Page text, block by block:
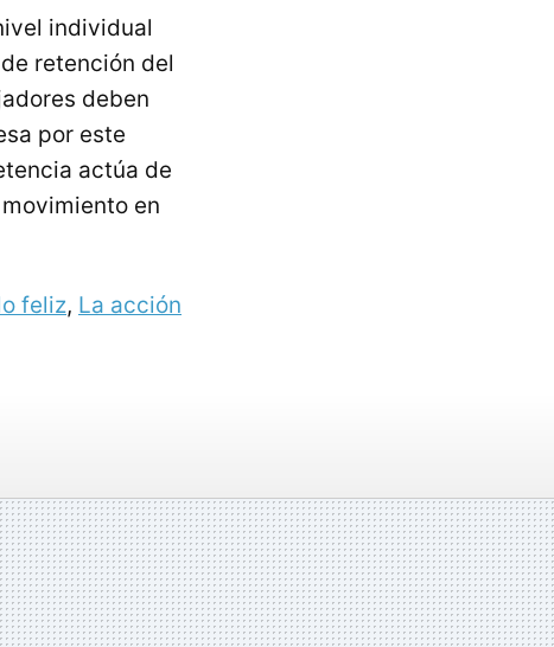
individual
retención del
deben
por este
actúa de
en
feliz, La acción